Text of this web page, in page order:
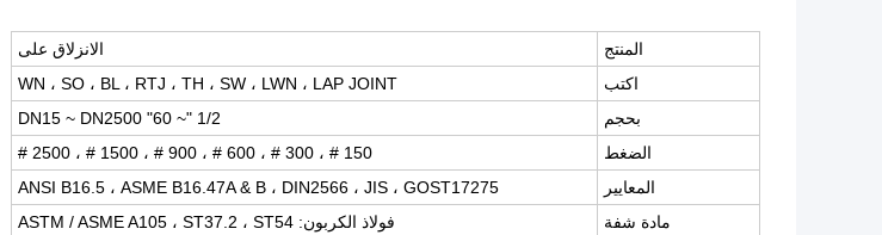
المنتج
الانزلاق على
اكتب
WN ، SO ، BL ، RTJ ، TH ، SW ، LWN ، LAP JOINT
بحجم
1/2 "~ 60" DN15 ~ DN2500
الضغط
150 # ، 300 # ، 600 # ، 900 # ، 1500 # ، 2500 #
المعايير
ANSI B16.5 ، ASME B16.47A & B ، DIN2566 ، JIS ، GOST17275
مادة شفة
فولاذ الكربون: ASTM / ASME A105 ، ST37.2 ، ST54